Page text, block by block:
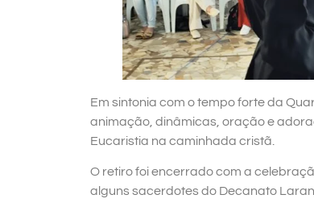
Em sintonia com o tempo forte da
animação, dinâmicas, oração e
Eucaristia na caminhada cristã.
O retiro foi encerrado com a
alguns sacerdotes do Decanato